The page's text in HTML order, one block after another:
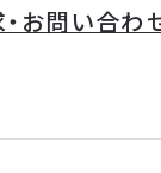
お問い合わ